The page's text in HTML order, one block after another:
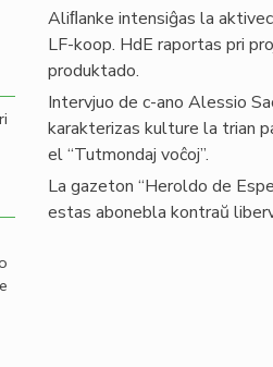
Aliﬂanke intensiĝas la
LF-koop. HdE raportas pri
produktado.
Intervjuo de c-ano Alessio
karakterizas kulture la trian
el “Tutmondaj voĉoj”.
La gazeton “Heroldo de
estas abonebla kontraŭ